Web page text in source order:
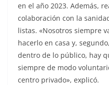
en el año 2023. Además,
colaboración con la
listas. «Nosotros siempre
hacerlo en casa y,
dentro de lo público, hay
siempre de modo
centro privado», explicó.